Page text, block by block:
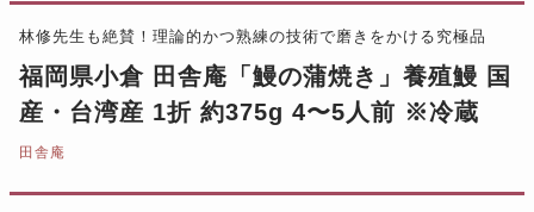
林修先生も絶賛！理論的かつ熟練の技術で磨きをかける究極品
福岡県小倉 田舎庵「鰻の蒲焼き」養殖鰻 国
産・台湾産 1折 約375g 4〜5人前 ※冷蔵
田舎庵